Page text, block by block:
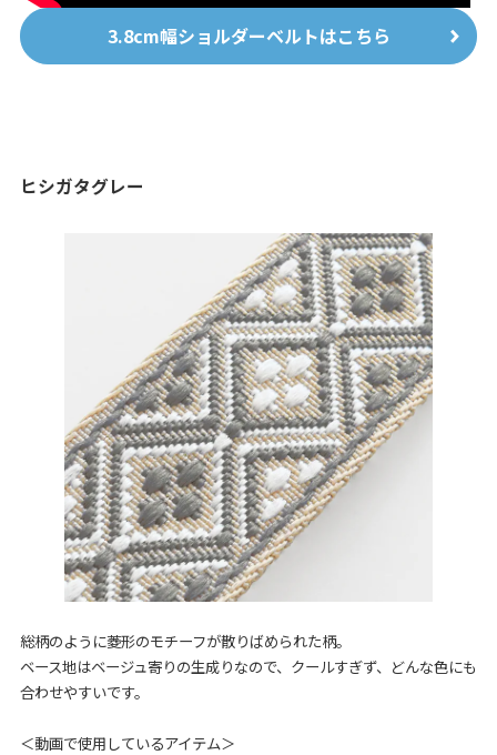
3.8cm幅ショルダーベルトはこちら
ヒシガタグレー
総柄のように菱形のモチーフが散りばめられた柄。
ベース地はベージュ寄りの生成りなので、クールすぎず、どんな色にも
合わせやすいです。
＜動画で使用しているアイテム＞